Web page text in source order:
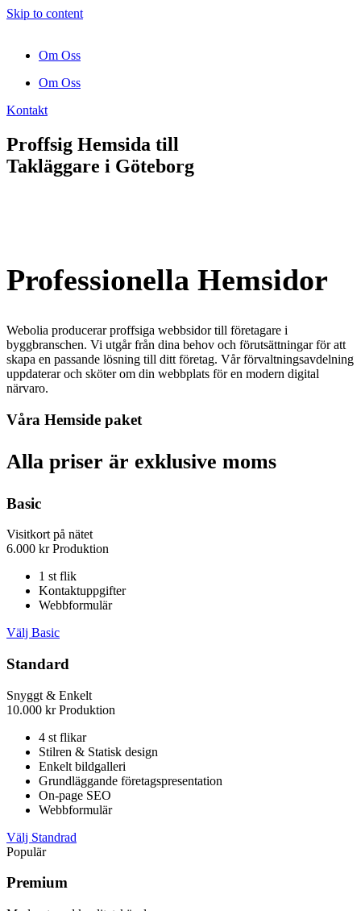
Skip to content
Om Oss
Om Oss
Kontakt
Proffsig Hemsida till
Takläggare i Göteborg
Professionella Hemsidor
Webolia producerar proffsiga webbsidor till företagare i
byggbranschen. Vi utgår från dina behov och förutsättningar för att
skapa en passande lösning till ditt företag. Vår förvaltningsavdelning
uppdaterar och sköter om din webbplats för en modern digital
närvaro.
Våra Hemside paket
Alla priser är exklusive moms
Basic
Visitkort på nätet
6.000 kr Produktion
1 st flik
Kontaktuppgifter
Webbformulär
Välj Basic
Standard
Snyggt & Enkelt
10.000 kr Produktion
4 st flikar
Stilren & Statisk design
Enkelt bildgalleri
Grundläggande företagspresentation
On-page SEO
Webbformulär
Välj Standrad
Populär
Premium